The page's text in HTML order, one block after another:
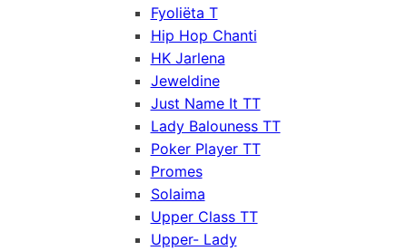
Fyoliëta T
Hip Hop Chanti
HK Jarlena
Jeweldine
Just Name It TT
Lady Balouness TT
Poker Player TT
Promes
Solaima
Upper Class TT
Upper- Lady